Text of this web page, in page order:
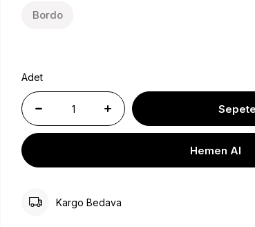
Bordo
Adet
Kargo Bedava